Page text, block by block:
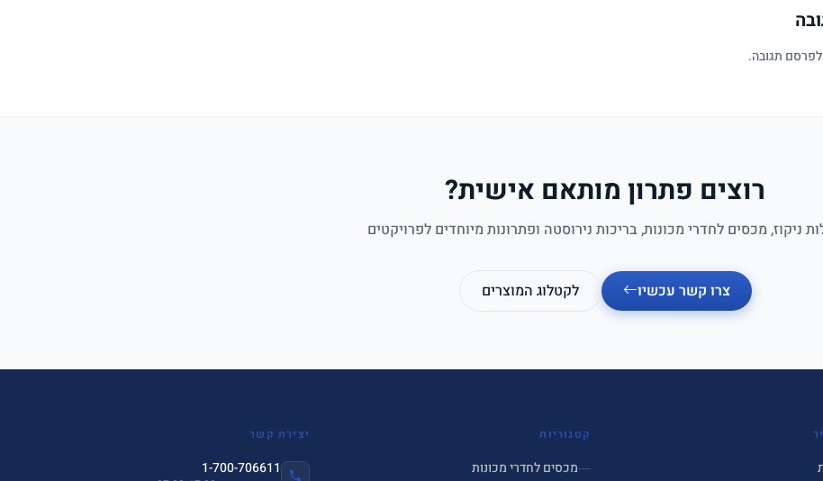
לפרסם תגובה.
רוצים פתרון מותאם אישית?
ניקוז, מכסים לחדרי מכונות, בריכות נירוסטה ופתרונות מיוחדים לפרויקטים
צרו קשר עכשיו לקטלוג המוצרים
קטגוריות
מכסים לחדרי מכונות
יצירת קשר
1-700-706611